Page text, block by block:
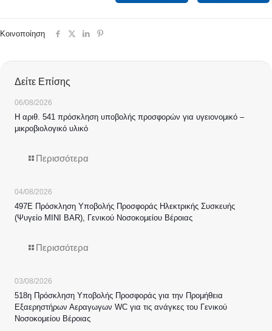
Κοινοποίηση
Δείτε Επίσης
06/08/2026
Η αριθ. 541 πρόσκληση υποβολής προσφορών για υγειονομικό –
μικροβιολογικό υλικό
Περισσότερα
04/08/2026
497Ε Πρόσκληση Υποβολής Προσφοράς Ηλεκτρικής Συσκευής
(Ψυγείο MINI BAR), Γενικού Νοσοκομείου Βέροιας
Περισσότερα
03/08/2026
518η Πρόσκληση Υποβολής Προσφοράς για την Προμήθεια
Εξαερηστήρων Αεραγωγων WC για τις ανάγκες του Γενικού
Νοσοκομείου Βέροιας